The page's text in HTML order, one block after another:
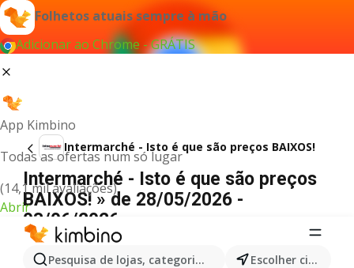
Folhetos atuais sempre à mão
Adicionar ao Chrome - GRÁTIS
App Kimbino
Todas as ofertas num só lugar
(14,1 mil avaliações)
Abrir
Pesquisa de lojas, categorias,produtos... Escolher cidade
Intermarché - Isto é que são preços BAIXOS!
Intermarché - Isto é que são preços
BAIXOS! » de 28/05/2026 -
03/06/2026